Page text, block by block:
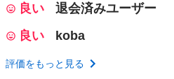
良い
退会済みユーザー
良い
koba
評価をもっと見る